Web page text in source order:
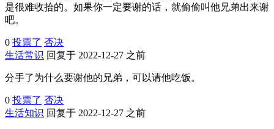
是很难收拾的。如果你一定要谢的话，就偷偷叫他兄弟出来谢
吧。
0 投票了 否决
生活常识 回复于 2022-12-27 之前
分手了为什么要谢他的兄弟，可以请他吃饭。
0 投票了 否决
生活知识 回复于 2022-12-27 之前